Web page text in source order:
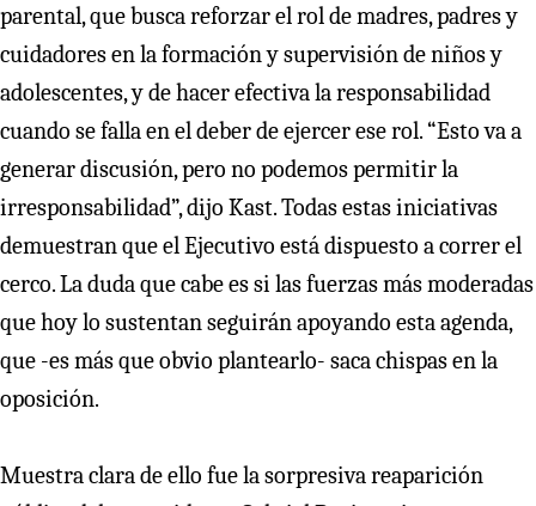
parental, que busca reforzar el rol de madres, padres y
cuidadores en la formación y supervisión de niños y
adolescentes, y de hacer efectiva la responsabilidad
cuando se falla en el deber de ejercer ese rol. “Esto va a
generar discusión, pero no podemos permitir la
irresponsabilidad”, dijo Kast. Todas estas iniciativas
demuestran que el Ejecutivo está dispuesto a correr el
cerco. La duda que cabe es si las fuerzas más moderadas
que hoy lo sustentan seguirán apoyando esta agenda,
que -es más que obvio plantearlo- saca chispas en la
oposición.
Muestra clara de ello fue la sorpresiva reaparición